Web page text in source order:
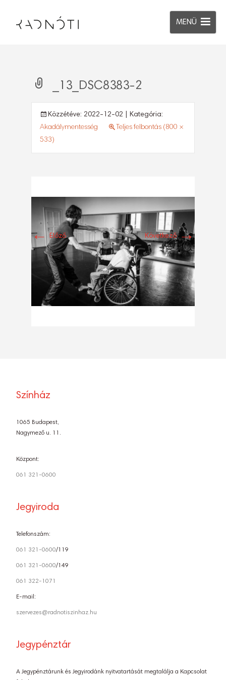
MENÜ
_13_DSC8383-2
Közzétéve: 2022-12-02 | Kategória:
Akadálymentesség
Teljes felbontás (800 ×
533)
← Előző Következő→
Színház
1065 Budapest,
Nagymező u. 11.
Központ:
061 321-0600
Jegyiroda
Telefonszám:
061 321-0600/119
061 321-0600/149
061 322-1071
E-mail:
szervezes@radnotiszinhaz.hu
Jegypénztár
A Jegypénztárunk és Jegyirodánk nyitvatartását megtalálja a Kapcsolat